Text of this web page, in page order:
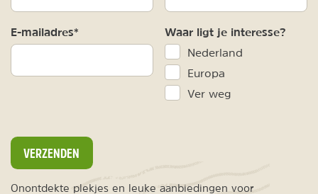
E-mailadres* Waar ligt je interesse?
Nederland
Europa
Ver weg
VERZENDEN
Onontdekte plekjes en leuke aanbiedingen voor